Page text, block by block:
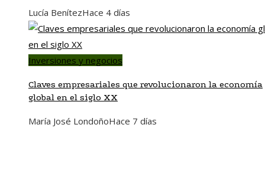
Lucía BenítezHace 4 días
Inversiones y negocios
Claves empresariales que revolucionaron la economía
global en el siglo XX
María José LondoñoHace 7 días